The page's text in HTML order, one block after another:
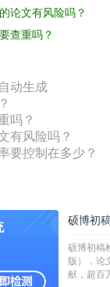
论文有风险吗？
查重吗？
动生成
吗？
有风险吗？
要控制在多少？
硕博初
硕博初稿
版），论
献，超百